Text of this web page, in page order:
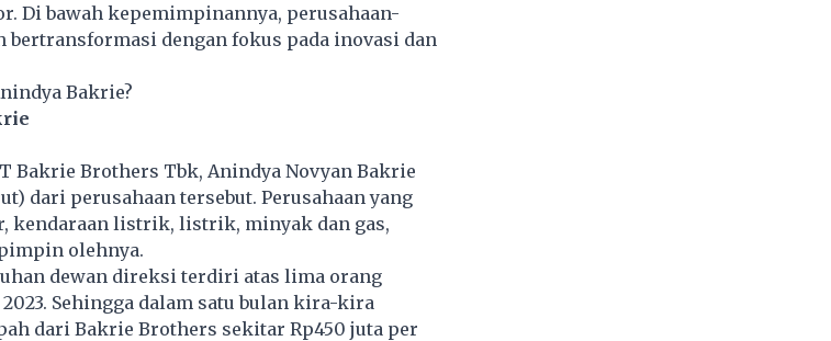
Di bawah kepemimpinannya, perusahaan-
bertransformasi dengan fokus pada inovasi dan
Bakrie?
Bakrie Brothers Tbk, Anindya Novyan Bakrie
dari perusahaan tersebut. Perusahaan yang
kendaraan listrik, listrik, minyak dan gas,
olehnya.
dewan direksi terdiri atas lima orang
Sehingga dalam satu bulan kira-kira
dari Bakrie Brothers sekitar Rp450 juta per